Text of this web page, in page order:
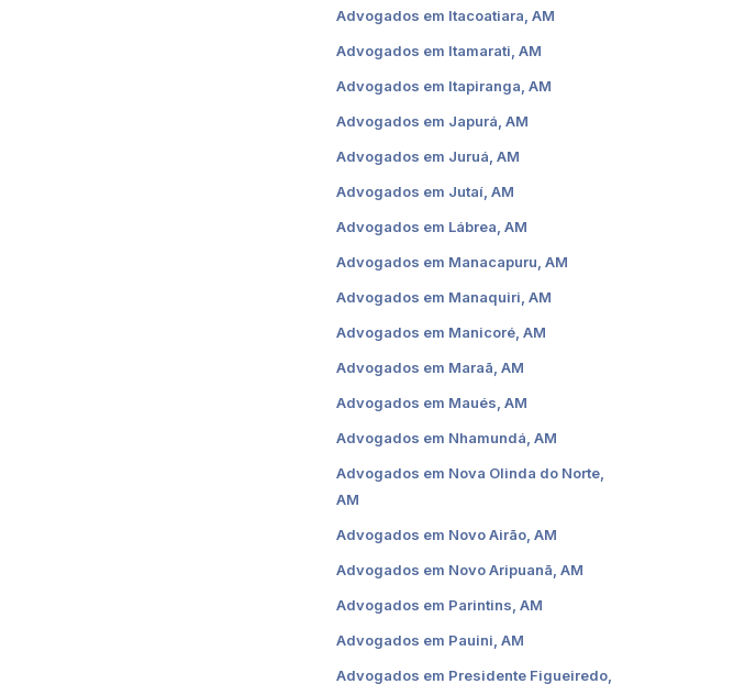
Advogados em Itacoatiara, AM
Advogados em Itamarati, AM
Advogados em Itapiranga, AM
Advogados em Japurá, AM
Advogados em Juruá, AM
Advogados em Jutaí, AM
Advogados em Lábrea, AM
Advogados em Manacapuru, AM
Advogados em Manaquiri, AM
Advogados em Manicoré, AM
Advogados em Maraã, AM
Advogados em Maués, AM
Advogados em Nhamundá, AM
Advogados em Nova Olinda do Norte,
AM
Advogados em Novo Airão, AM
Advogados em Novo Aripuanã, AM
Advogados em Parintins, AM
Advogados em Pauini, AM
Advogados em Presidente Figueiredo,